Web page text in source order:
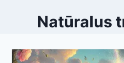
Natūralus